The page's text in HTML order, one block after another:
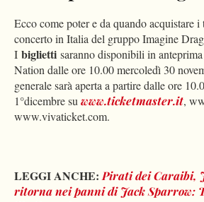
Ecco come poter e da quando acquistare
concerto in Italia del gruppo Imagine
I biglietti saranno disponibili in
Nation dalle ore 10.00 mercoledì 30
generale sarà aperta a partire dalle ore
1°dicembre suwww.ticketmaster.it,
www.vivaticket.com.
LEGGI ANCHE: Pirati dei Caraibi,
ritorna nei panni di Jack Sparrow: